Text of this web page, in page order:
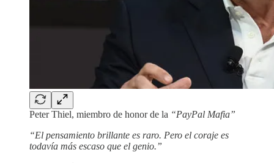
Peter Thiel, miembro de honor de la “PayPal Mafia”
“El pensamiento brillante es raro. Pero el coraje es
todavía más escaso que el genio.”